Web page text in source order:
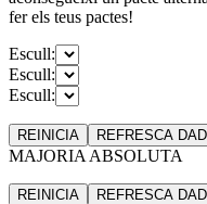
fer els teus pactes!
Escull:
Escull:
Escull:
REINICIA REFRESCA
MAJORIA ABSOLUTA
REINICIA REFRESCA